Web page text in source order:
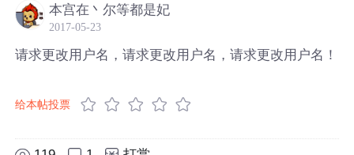
本宫在丶尔等都是妃
2017-05-23
请求更改用户名，请求更改用户名，请求更改用户名！
给本帖投票